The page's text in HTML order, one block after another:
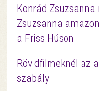
Konrád
Zsuzsanna
a Friss Húson
Rövidfilmeknél az
szabály